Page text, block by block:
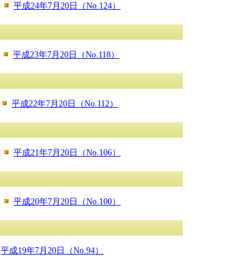
平成24年7月20日（No.124）
平成23年7月20日（No.118）
平成22年7月20日（No.112）
平成21年7月20日（No.106）
平成20年7月20日（No.100）
平成19年7月20日（No.94）